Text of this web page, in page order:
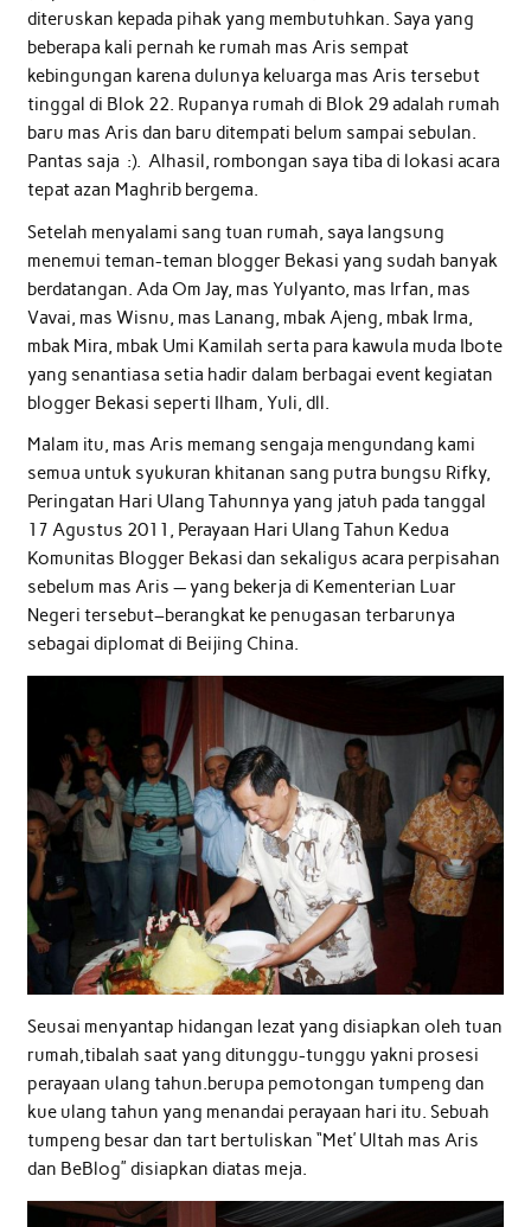
diteruskan kepada pihak yang membutuhkan. Saya yang
beberapa kali pernah ke rumah mas Aris sempat
kebingungan karena dulunya keluarga mas Aris tersebut
tinggal di Blok 22. Rupanya rumah di Blok 29 adalah rumah
baru mas Aris dan baru ditempati belum sampai sebulan.
Pantas saja :). Alhasil, rombongan saya tiba di lokasi acara
tepat azan Maghrib bergema.
Setelah menyalami sang tuan rumah, saya langsung
menemui teman-teman blogger Bekasi yang sudah banyak
berdatangan. Ada Om Jay, mas Yulyanto, mas Irfan, mas
Vavai, mas Wisnu, mas Lanang, mbak Ajeng, mbak Irma,
mbak Mira, mbak Umi Kamilah serta para kawula muda Ibote
yang senantiasa setia hadir dalam berbagai event kegiatan
blogger Bekasi seperti Ilham, Yuli, dll.
Malam itu, mas Aris memang sengaja mengundang kami
semua untuk syukuran khitanan sang putra bungsu Rifky,
Peringatan Hari Ulang Tahunnya yang jatuh pada tanggal
17 Agustus 2011, Perayaan Hari Ulang Tahun Kedua
Komunitas Blogger Bekasi dan sekaligus acara perpisahan
sebelum mas Aris — yang bekerja di Kementerian Luar
Negeri tersebut–berangkat ke penugasan terbarunya
sebagai diplomat di Beijing China.
Seusai menyantap hidangan lezat yang disiapkan oleh tuan
rumah,tibalah saat yang ditunggu-tunggu yakni prosesi
perayaan ulang tahun.berupa pemotongan tumpeng dan
kue ulang tahun yang menandai perayaan hari itu. Sebuah
tumpeng besar dan tart bertuliskan “Met’ Ultah mas Aris
dan BeBlog” disiapkan diatas meja.